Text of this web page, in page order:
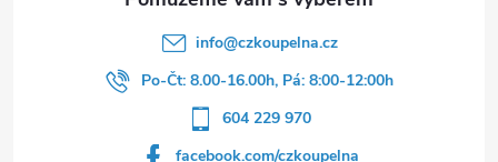
info@czkoupelna.cz
Po-Čt: 8.00-16.00h, Pá: 8:00-12:00h
604 229 970
facebook.com/czkoupelna